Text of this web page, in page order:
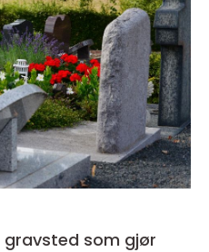
gravsted som gjør